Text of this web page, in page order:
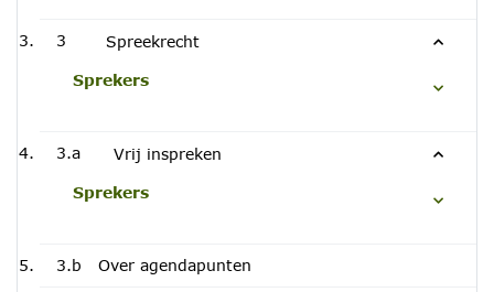
3 Spreekrecht
Sprekers
3.a Vrij inspreken
Sprekers
3.b Over agendapunten